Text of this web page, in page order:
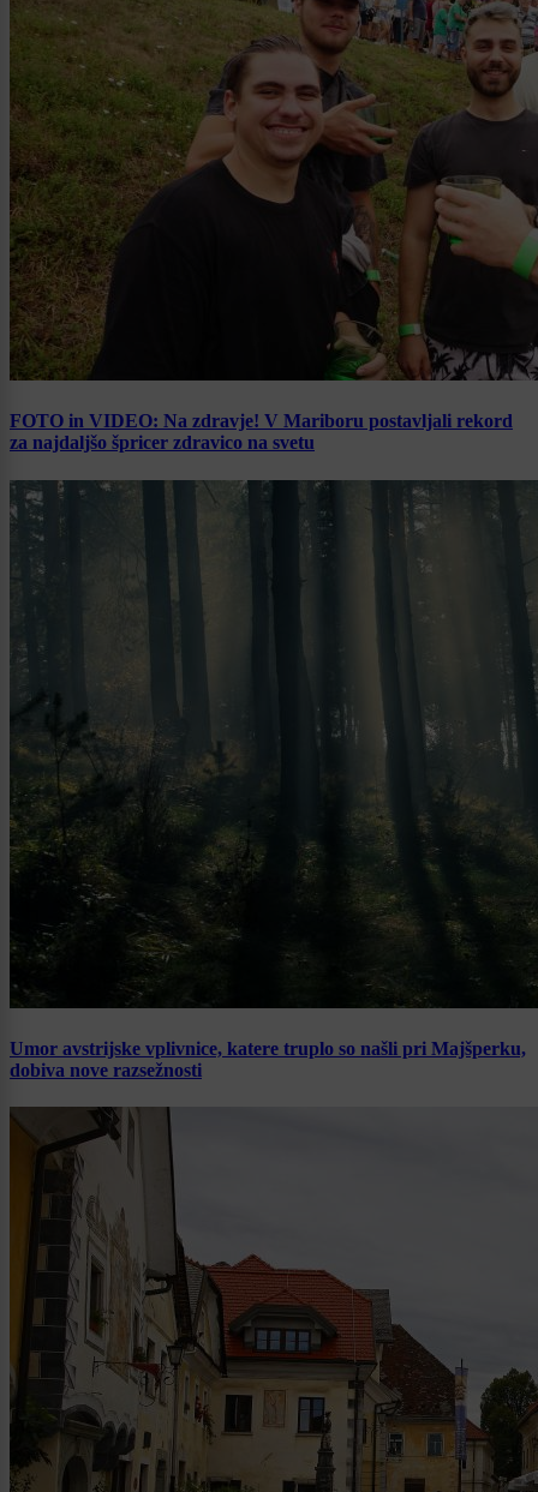
FOTO in VIDEO: Na zdravje! V Mariboru postavljali rekord
za najdaljšo špricer zdravico na svetu
Umor avstrijske vplivnice, katere truplo so našli pri Majšperku,
dobiva nove razsežnosti